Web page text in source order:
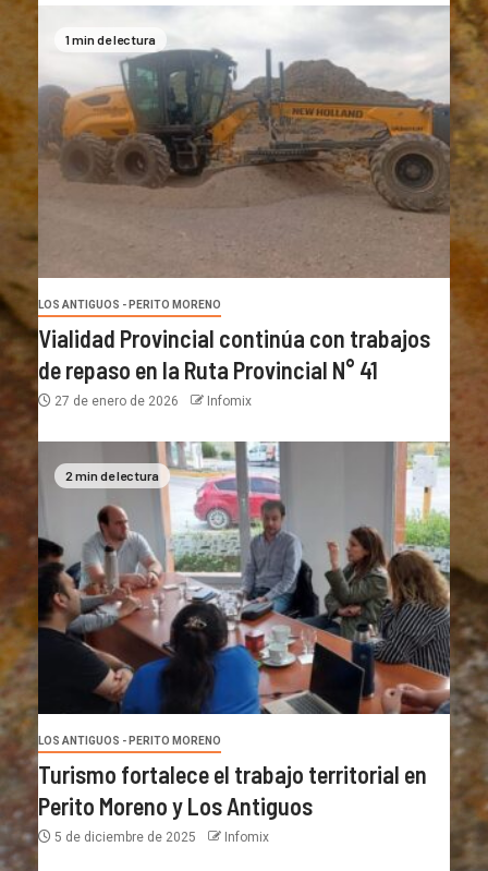
1 min de lectura
LOS ANTIGUOS - PERITO MORENO
Vialidad Provincial continúa con trabajos
de repaso en la Ruta Provincial N° 41
27 de enero de 2026 Infomix
2 min de lectura
LOS ANTIGUOS - PERITO MORENO
Turismo fortalece el trabajo territorial en
Perito Moreno y Los Antiguos
5 de diciembre de 2025 Infomix